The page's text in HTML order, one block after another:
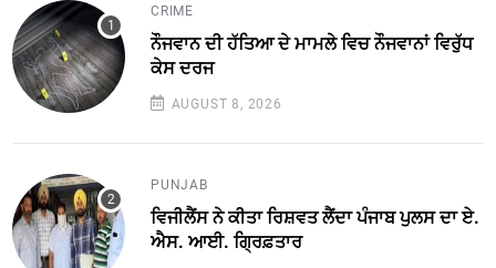
CRIME
ਨੌਜਵਾਨ ਦੀ ਹੱਤਿਆ ਦੇ ਮਾਮਲੇ ਵਿਚ ਨੌਜਵਾਨਾਂ ਵਿਰੁੱਧ
ਕੇਸ ਦਰਜ
AUGUST 8, 2026
PUNJAB
ਵਿਜੀਲੈਂਸ ਨੇ ਕੀਤਾ ਰਿਸ਼ਵਤ ਲੈਂਦਾ ਪੰਜਾਬ ਪੁਲਸ ਦਾ ਏ.
ਐਸ. ਆਈ. ਗ੍ਰਿਫ਼ਤਾਰ